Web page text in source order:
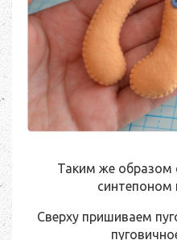
Таким же образом
синтепоном
Сверху пришиваем